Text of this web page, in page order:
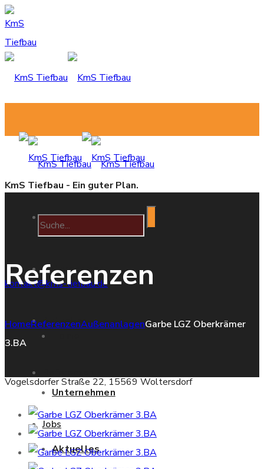
Home
Unternehmen
Aktuelles
Jobs
KmS Tiefbau - Ein guter Plan.
kontakt@kms-tiefbau.de
Vogelsdorfer Straße 22, 15569 Woltersdorf
Unternehmen
Aktuelles
Referenzen
HomeReferenzenAußenanlagenGarbe LGZ Oberkrämer
3.BA